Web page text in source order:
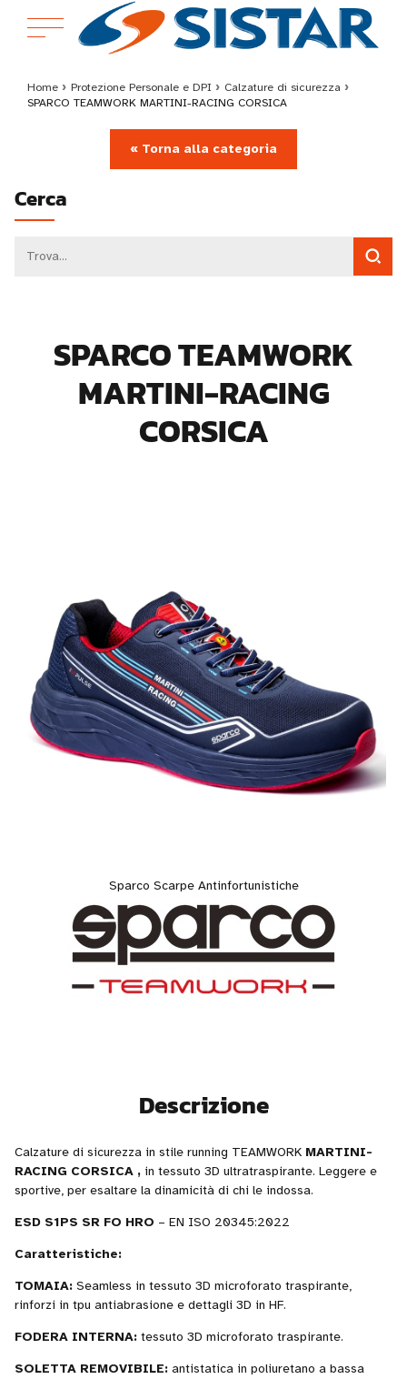
Home › Protezione Personale e DPI › Calzature di sicurezza ›
SPARCO TEAMWORK MARTINI-RACING CORSICA
« Torna alla categoria
Cerca
SPARCO TEAMWORK
MARTINI-RACING
CORSICA
Sparco Scarpe Antinfortunistiche
Descrizione
Calzature di sicurezza in stile running TEAMWORK MARTINI-
RACING CORSICA , in tessuto 3D ultratraspirante. Leggere e
sportive, per esaltare la dinamicità di chi le indossa.
ESD S1PS SR FO HRO – EN ISO 20345:2022
Caratteristiche:
TOMAIA: Seamless in tessuto 3D microforato traspirante,
rinforzi in tpu antiabrasione e dettagli 3D in HF.
FODERA INTERNA: tessuto 3D microforato traspirante.
SOLETTA REMOVIBILE: antistatica in poliuretano a bassa